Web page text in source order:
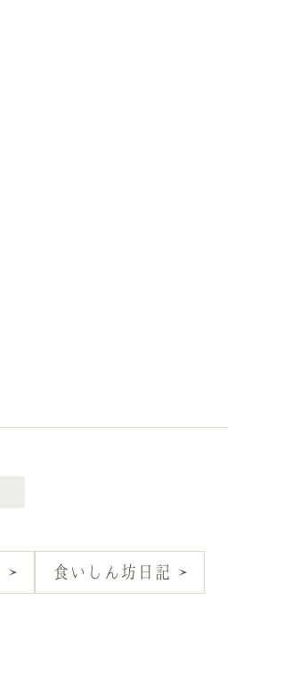
食いしん坊日記